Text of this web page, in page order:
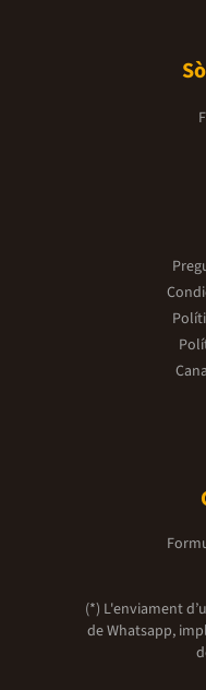
(*) L'enviament
de Whatsapp,